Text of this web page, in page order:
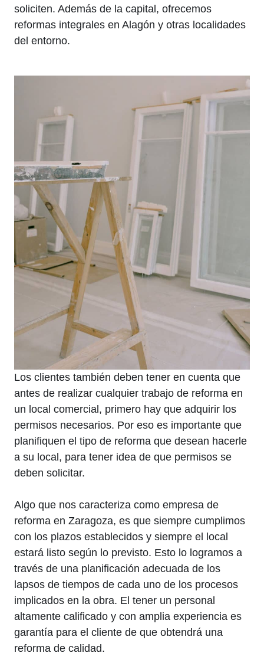
soliciten. Además de la capital, ofrecemos
reformas integrales en Alagón y otras localidades
del entorno.
Los clientes también deben tener en cuenta que
antes de realizar cualquier trabajo de reforma en
un local comercial, primero hay que adquirir los
permisos necesarios. Por eso es importante que
planifiquen el tipo de reforma que desean hacerle
a su local, para tener idea de que permisos se
deben solicitar.
Algo que nos caracteriza como empresa de
reforma en Zaragoza, es que siempre cumplimos
con los plazos establecidos y siempre el local
estará listo según lo previsto. Esto lo logramos a
través de una planificación adecuada de los
lapsos de tiempos de cada uno de los procesos
implicados en la obra. El tener un personal
altamente calificado y con amplia experiencia es
garantía para el cliente de que obtendrá una
reforma de calidad.